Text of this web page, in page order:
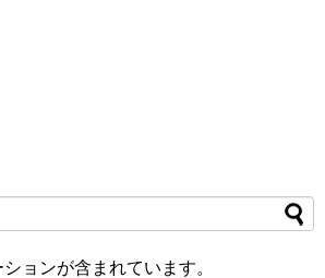
ョンが含まれています。